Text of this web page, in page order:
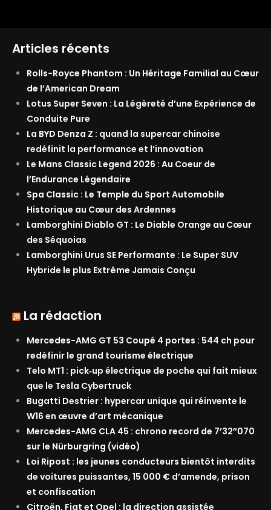
Articles récents
Rolls-Royce Phantom : Un Héritage Familial au Cœur
de l’American Dream
Lotus Super Seven : La Légèreté d’une Expérience de
Conduite Pure
La BYD Denza Z : quand la supercar chinoise
redéfinit la performance et l’innovation
Le Mans Classic Legend 2026 : Au Coeur de
l’Endurance Légendaire
Spa Classic : Le Temple du Sport Automobile
Historique au Cœur des Ardennes
Lamborghini Diablo GT : Le Diable Orange au Cœur
des Séquoias
Lamborghini Urus SE Performante : Le Super SUV
Hybride le plus Extrême Jamais Conçu
La rédaction
Mercedes-AMG GT 53 Coupé 4 portes : 544 ch pour
redéfinir le grand tourisme électrique
Telo MT1 : pick‑up électrique de poche qui fait mieux
que le Tesla Cybertruck
Bugatti Destrier : hypercar unique qui réinvente le
W16 en œuvre d’art mécanique
Mercedes-AMG CLA 45 : chrono record de 7’32″070
sur le Nürburgring (vidéo)
Loi Ripost : les jeunes conducteurs bientôt interdits
de voitures puissantes, 15 000 € d’amende, prison
et confiscation
Citroën, Fiat et Opel : la direction assistée